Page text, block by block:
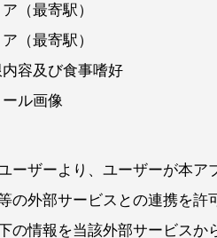
（最寄駅）
（最寄駅）
容及び食事嗜好
ル画像
ザーより、ユーザーが本ア
の外部サービスとの連携を
の情報を当該外部サービスか